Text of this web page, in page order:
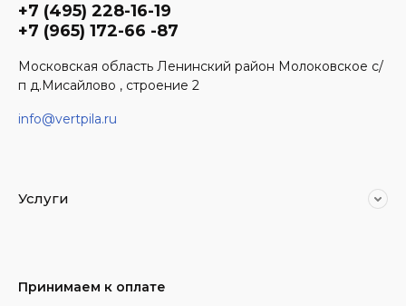
+7 (495) 228-16-19
+7 (965) 172-66 -87
Московская область Ленинский район Молоковское с/
п д.Мисайлово , строение 2
info@vertpila.ru
Услуги
Принимаем к оплате